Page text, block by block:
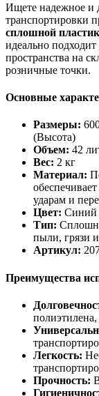
Ищете надежное и
транспортировки
сплошной
идеально
пространства на
розничные точки.
Основные
Размеры:
(Высота)
Объем: 42
Вес: 2 кг
Материал:
ударам и
Цвет: Синий
Тип:
пыли, грязи
Артикул:
Преимущества
Легкость:
Прочность: